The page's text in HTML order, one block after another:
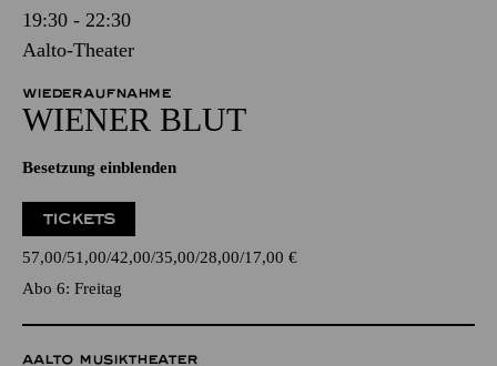
19:30 - 22:30
Aalto-Theater
WIEDERAUFNAHME
WIENER BLUT
Besetzung einblenden
TICKETS
57,00 51,00 42,00 35,00 28,00 17,00 €
Abo 6: Freitag
AALTO MUSIKTHEATER